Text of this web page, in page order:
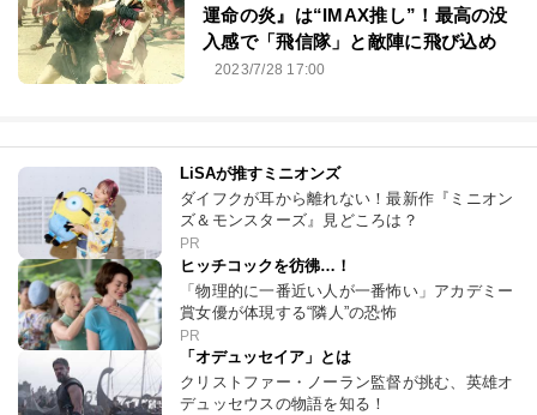
運命の炎』は“IMAX推し”！最高の没
入感で「飛信隊」と敵陣に飛び込め
2023/7/28 17:00
LiSAが推すミニオンズ
ダイフクが耳から離れない！最新作『ミニオン
ズ＆モンスターズ』見どころは？
PR
ヒッチコックを彷彿…！
「物理的に一番近い人が一番怖い」アカデミー
賞女優が体現する“隣人”の恐怖
PR
「オデュッセイア」とは
クリストファー・ノーラン監督が挑む、英雄オ
デュッセウスの物語を知る！